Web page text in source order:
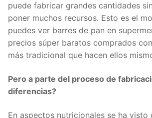
puede fabricar grandes cantidades
poner muchos recursos. Esto es el
puedes ver barres de pan en
precios súper baratos comprados
más tradicional que hacen ellos
Pero a parte del proceso de
diferencias?
En aspectos nutricionales se ha visto